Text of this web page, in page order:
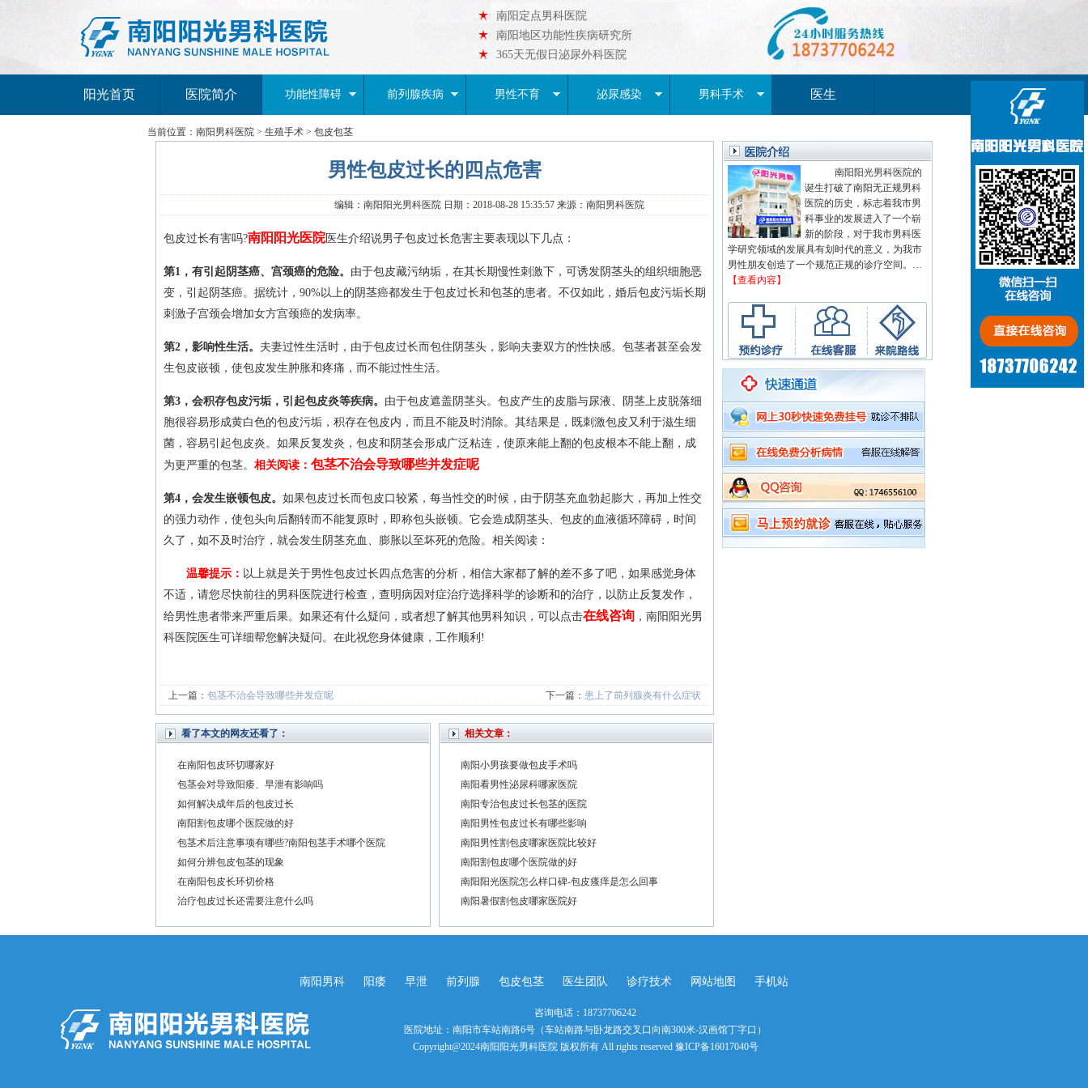
南阳定点男科医院
南阳地区功能性疾病研究所
365天无假日泌尿外科医院
阳光首页 医院简介 功能性障碍 前列腺疾病 男性不育 泌尿感染 男科手术 医生
当前位置： 南阳男科医院 > 生殖手术 > 包皮包茎
男性包皮过长的四点危害
编辑：南阳阳光男科医院 日期：2018-08-28 15:35:57 来源：南阳男科医院
包皮过长有害吗?南阳阳光医院医生介绍说男子包皮过长危害主要表现以下几点：
第1，有引起阴茎癌、宫颈癌的危险。 由于包皮藏污纳垢，在其长期慢性刺激下，可诱发阴茎头的组织细胞恶
变，引起阴茎癌。据统计，90%以上的阴茎癌都发生于包皮过长和包茎的患者。不仅如此，婚后包皮污垢长期
刺激子宫颈会增加女方宫颈癌的发病率。
第2，影响性生活。 夫妻过性生活时，由于包皮过长而包住阴茎头，影响夫妻双方的性快感。包茎者甚至会发
生包皮嵌顿，使包皮发生肿胀和疼痛，而不能过性生活。
第3，会积存包皮污垢，引起包皮炎等疾病。 由于包皮遮盖阴茎头。包皮产生的皮脂与尿液、阴茎上皮脱落细
胞很容易形成黄白色的包皮污垢，积存在包皮内，而且不能及时消除。其结果是，既刺激包皮又利于滋生细
菌，容易引起包皮炎。如果反复发炎，包皮和阴茎会形成广泛粘连，使原来能上翻的包皮根本不能上翻，成
为更严重的包茎。 相关阅读： 包茎不治会导致哪些并发症呢
第4，会发生嵌顿包皮。 如果包皮过长而包皮口较紧，每当性交的时候，由于阴茎充血勃起膨大，再加上性交
的强力动作，使包头向后翻转而不能复原时，即称包头嵌顿。它会造成阴茎头、包皮的血液循环障碍，时间
久了，如不及时治疗，就会发生阴茎充血、膨胀以至坏死的危险。相关阅读：
温馨提示： 以上就是关于男性包皮过长四点危害的分析，相信大家都了解的差不多了吧，如果感觉身体
不适，请您尽快前往的男科医院进行检查，查明病因对症治疗选择科学的诊断和的治疗，以防止反复发作，
给男性患者带来严重后果。如果还有什么疑问，或者想了解其他男科知识，可以点击在线咨询 ，南阳阳光男
科医院医生可详细帮您解决疑问。在此祝您身体健康，工作顺利!
上一篇： 包茎不治会导致哪些并发症呢 下一篇： 患上了前列腺炎有什么症状
看了本文的网友还看了：
在南阳包皮环切哪家好
包茎会对导致阳痿、早泄有影响吗
如何解决成年后的包皮过长
南阳割包皮哪个医院做的好
包茎术后注意事项有哪些?南阳包茎手术哪个医院
如何分辨包皮包茎的现象
在南阳包皮长环切价格
治疗包皮过长还需要注意什么吗
相关文章：
南阳小男孩要做包皮手术吗
南阳看男性泌尿科哪家医院
南阳专治包皮过长包茎的医院
南阳男性包皮过长有哪些影响
南阳男性割包皮哪家医院比较好
南阳割包皮哪个医院做的好
南阳阳光医院怎么样口碑-包皮瘙痒是怎么回事
南阳暑假割包皮哪家医院好
南阳阳光男科医院的
诞生打破了南阳无正规男科
医院的历史，标志着我市男
科事业的发展进入了一个崭
新的阶段，对于我市男科医
学研究领域的发展具有划时代的意义，为我市
男性朋友创造了一个规范正规的诊疗空间。…
【查看内容】
南阳男科 阳痿 早泄 前列腺 包皮包茎 医生团队 诊疗技术 网站地图 手机站
咨询电话：18737706242
医院地址：南阳市车站南路6号（车站南路与卧龙路交叉口向南300米-汉画馆丁字口）
Copyright@2024南阳阳光男科医院 版权所有 All rights reserved 豫ICP备16017040号